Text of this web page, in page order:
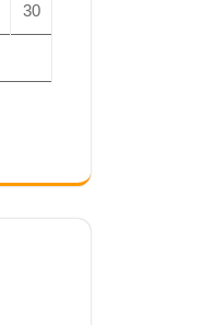
30